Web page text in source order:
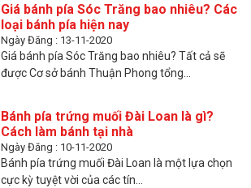
Giá bánh pía Sóc Trăng bao nhiêu? Các
loại bánh pía hiện nay
Ngày Đăng : 13-11-2020
Giá bánh pía Sóc Trăng bao nhiêu? Tất cả sẽ
được Cơ sở bánh Thuận Phong tổng...
Bánh pía trứng muối Đài Loan là gì?
Cách làm bánh tại nhà
Ngày Đăng : 10-11-2020
Bánh pía trứng muối Đài Loan là một lựa chọn
cực kỳ tuyệt vời của các tín...